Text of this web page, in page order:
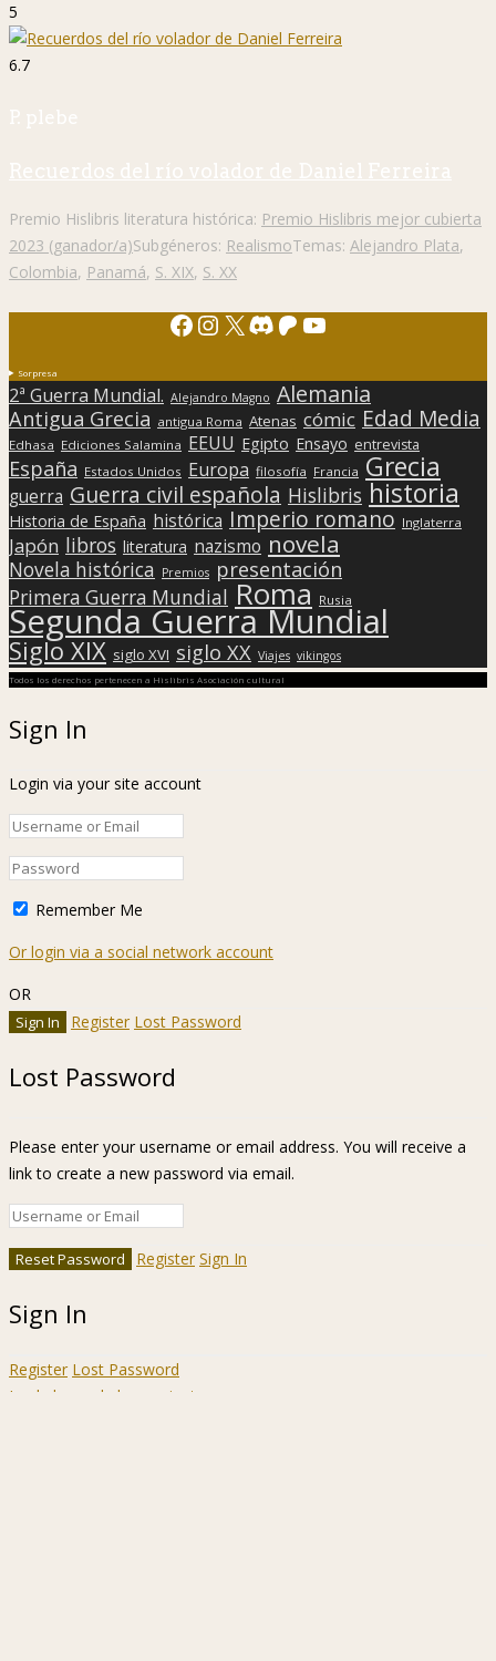
5
6.7
P. plebe
Recuerdos del río volador de Daniel Ferreira
Premio Hislibris literatura histórica: Premio Hislibris mejor cubierta
2023 (ganador/a)Subgéneros: RealismoTemas: Alejandro Plata,
Colombia, Panamá, S. XIX, S. XX
Facebook
Instagram
X Discord
Patreon
YouTube
Sorpresa
2ª Guerra Mundial. Alejandro Magno Alemania
Antigua Grecia antigua Roma Atenas cómic Edad Media
Edhasa Ediciones Salamina EEUU Egipto Ensayo entrevista
España Estados Unidos Europa filosofía Francia Grecia
guerra Guerra civil española Hislibris historia
Historia de España histórica Imperio romano Inglaterra
Japón libros literatura nazismo novela
Novela histórica Premios presentación
Primera Guerra Mundial Roma Rusia
Segunda Guerra Mundial
Siglo XIX siglo XVI siglo XX Viajes vikingos
Todos los derechos pertenecen a Hislibris Asociación cultural
Sign In
Login via your site account
Remember Me
Or login via a social network account
OR
Register Lost Password
Lost Password
Please enter your username or email address. You will receive a
link to create a new password via email.
Register Sign In
Sign In
Register Lost Password
Ir a la barra de herramientas